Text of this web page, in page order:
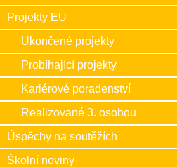
Projekty EU
Ukončené projekty
Probíhající projekty
Kariérové poradenství
Realizované 3. osobou
Úspěchy na soutěžích
Školní noviny